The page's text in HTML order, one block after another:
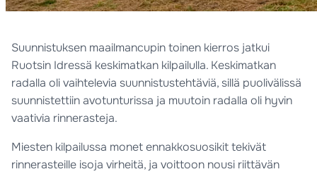
Suunnistuksen maailmancupin toinen kierros jatkui
Ruotsin Idressä keskimatkan kilpailulla. Keskimatkan
radalla oli vaihtelevia suunnistustehtäviä, sillä puolivälissä
suunnistettiin avotunturissa ja muutoin radalla oli hyvin
vaativia rinnerasteja.
Miesten kilpailussa monet ennakkosuosikit tekivät
rinnerasteille isoja virheitä, ja voittoon nousi riittävän